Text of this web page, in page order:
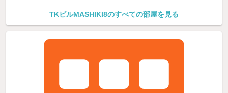
TKビルMASHIKI8のすべての部屋を見る